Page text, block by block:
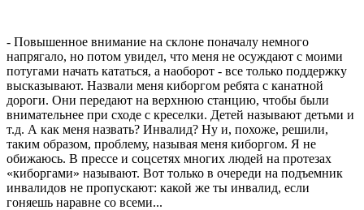
- Повышенное внимание на склоне поначалу немного
напрягало, но потом увидел, что меня не осуждают с моими
потугами начать кататься, а наоборот - все только поддержку
высказывают. Назвали меня киборгом ребята с канатной
дороги. Они передают на верхнюю станцию, чтобы были
внимательнее при сходе с креселки. Детей называют детьми и
т.д. А как меня назвать? Инвалид? Ну и, похоже, решили,
таким образом, проблему, называя меня киборгом. Я не
обижаюсь. В прессе и соцсетях многих людей на протезах
«киборгами» называют. Вот только в очереди на подъемник
инвалидов не пропускают: какой же ты инвалид, если
гоняешь наравне со всеми...